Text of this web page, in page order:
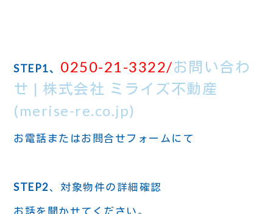
STEP1、 0250-21-3322/お問い合わ
せ | 株式会社 ミライズ不動産
(merise-re.co.jp)
お電話またはお問合せフォームにて
STEP2、対象物件の詳細確認
お話を聞かせてください。